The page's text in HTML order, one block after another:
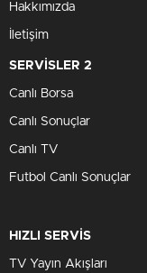
Hakkımızda
İletişim
SERVİSLER 2
Canlı Borsa
Canlı Sonuçlar
Canlı TV
Futbol Canlı Sonuçlar
HIZLI SERVİS
TV Yayın Akışları